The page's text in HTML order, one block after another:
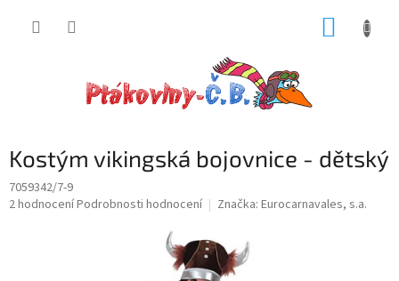
Kostým vikingská bojovnice - dětský
7059342/7-9
Průměrné
2 hodnoceníPodrobnosti hodnocení Značka: Eurocarnavales, s.a.